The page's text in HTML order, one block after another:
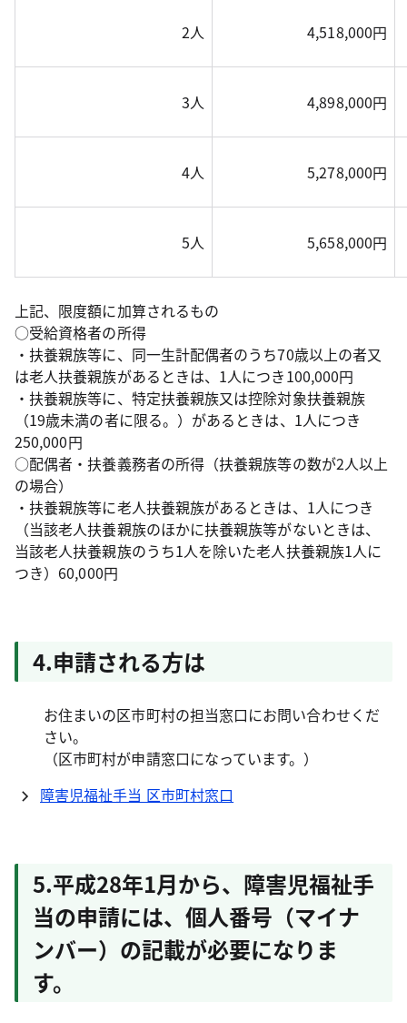
2人 4,518,000円
3人 4,898,000円
4人 5,278,000円
5人 5,658,000円
上記、限度額に加算されるもの
○受給資格者の所得
・扶養親族等に、同一生計配偶者のうち70歳以上の者又
は老人扶養親族があるときは、1人につき100,000円
・扶養親族等に、特定扶養親族又は控除対象扶養親族
（19歳未満の者に限る。）があるときは、1人につき
250,000円
○配偶者・扶養義務者の所得（扶養親族等の数が2人以上
の場合）
・扶養親族等に老人扶養親族があるときは、1人につき
（当該老人扶養親族のほかに扶養親族等がないときは、
当該老人扶養親族のうち1人を除いた老人扶養親族1人に
つき）60,000円
4.申請される方は
お住まいの区市町村の担当窓口にお問い合わせくだ
さい。
（区市町村が申請窓口になっています。）
障害児福祉手当 区市町村窓口
5.平成28年1月から、障害児福祉手
当の申請には、個人番号（マイナ
ンバー）の記載が必要になりま
す。